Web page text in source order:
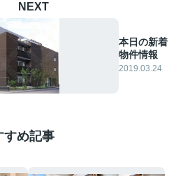
NEXT
本日の新着
物件情報
2019.03.24
すめ記事